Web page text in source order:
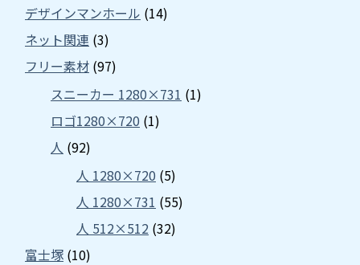
デザインマンホール (14)
ネット関連 (3)
フリー素材 (97)
スニーカー 1280×731 (1)
ロゴ1280×720 (1)
人 (92)
人 1280×720 (5)
人 1280×731 (55)
人 512×512 (32)
富士塚 (10)